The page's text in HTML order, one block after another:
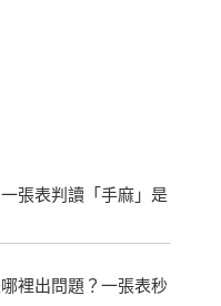
張表判讀「手麻」是
裡出問題？一張表秒